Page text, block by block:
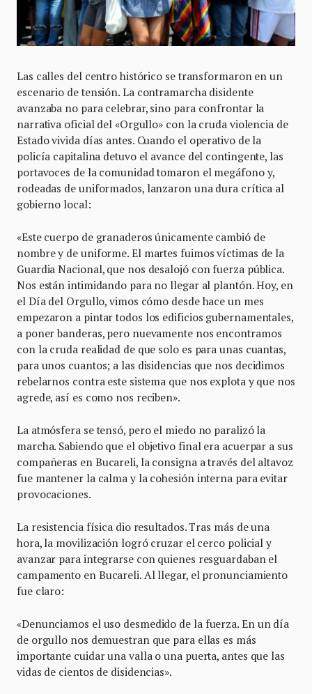
Las calles del centro histórico se transformaron en un
escenario de tensión. La contramarcha disidente
avanzaba no para celebrar, sino para confrontar la
narrativa oficial del «Orgullo» con la cruda violencia de
Estado vivida días antes. Cuando el operativo de la
policía capitalina detuvo el avance del contingente, las
portavoces de la comunidad tomaron el megáfono y,
rodeadas de uniformados, lanzaron una dura crítica al
gobierno local:
«Este cuerpo de granaderos únicamente cambió de
nombre y de uniforme. El martes fuimos víctimas de la
Guardia Nacional, que nos desalojó con fuerza pública.
Nos están intimidando para no llegar al plantón. Hoy, en
el Día del Orgullo, vimos cómo desde hace un mes
empezaron a pintar todos los edificios gubernamentales,
a poner banderas, pero nuevamente nos encontramos
con la cruda realidad de que solo es para unas cuantas,
para unos cuantos; a las disidencias que nos decidimos
rebelarnos contra este sistema que nos explota y que nos
agrede, así es como nos reciben».
La atmósfera se tensó, pero el miedo no paralizó la
marcha. Sabiendo que el objetivo final era acuerpar a sus
compañeras en Bucareli, la consigna a través del altavoz
fue mantener la calma y la cohesión interna para evitar
provocaciones.
La resistencia física dio resultados. Tras más de una
hora, la movilización logró cruzar el cerco policial y
avanzar para integrarse con quienes resguardaban el
campamento en Bucareli. Al llegar, el pronunciamiento
fue claro:
«Denunciamos el uso desmedido de la fuerza. En un día
de orgullo nos demuestran que para ellas es más
importante cuidar una valla o una puerta, antes que las
vidas de cientos de disidencias».